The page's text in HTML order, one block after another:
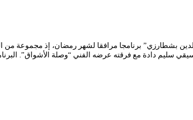
بشطارزي” برنامجا مرافقا لشهر رمضان، إذ مجموعة من
سليم دادة مع فرقته عرضه الفني “وصلة الأشواق”.